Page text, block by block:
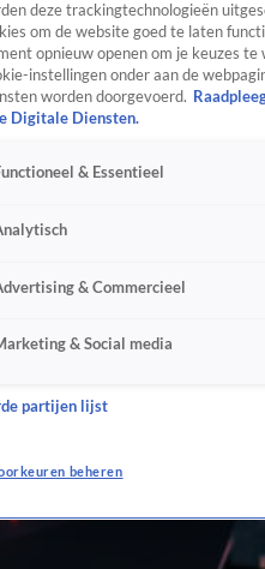
deze trackingtechnologieën
om de website goed te laten
opnieuw openen om je keuzes
instellingen onder aan de
worden doorgevoerd.
Digitale Diensten.
& Essentieel
& Commercieel
& Social media
partijen lijst
beheren